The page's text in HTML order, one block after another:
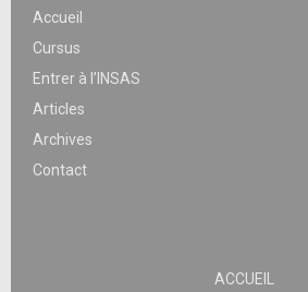
Accueil
Cursus
Entrer à l’INSAS
Articles
Archives
Contact
ACCUEIL